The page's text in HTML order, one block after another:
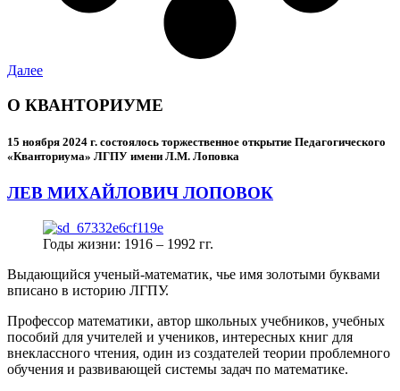
Далее
О КВАНТОРИУМЕ
15 ноября 2024 г. состоялось торжественное открытие Педагогического
«Кванториума» ЛГПУ имени Л.М. Лоповка
ЛЕВ МИХАЙЛОВИЧ ЛОПОВОК
Годы жизни: 1916 – 1992 гг.
Выдающийся ученый-математик, чье имя золотыми буквами
вписано в историю ЛГПУ.
Профессор математики, автор школьных учебников, учебных
пособий для учителей и учеников, интересных книг для
внеклассного чтения, один из создателей теории проблемного
обучения и развивающей системы задач по математике.